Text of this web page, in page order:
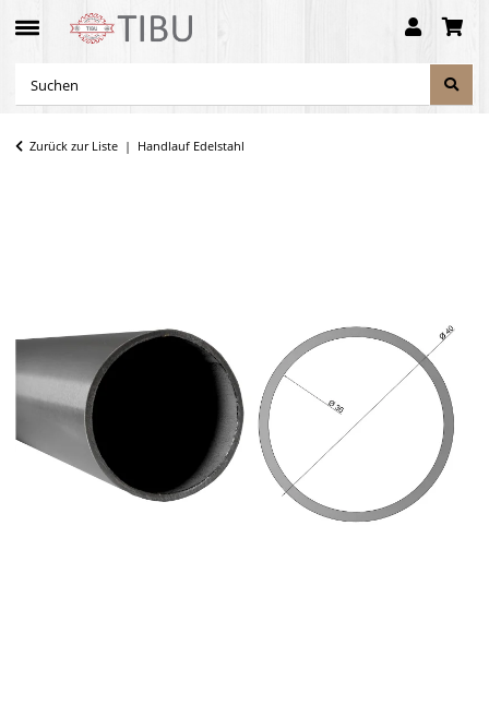
Zurück zur Liste Handlauf Edelstahl